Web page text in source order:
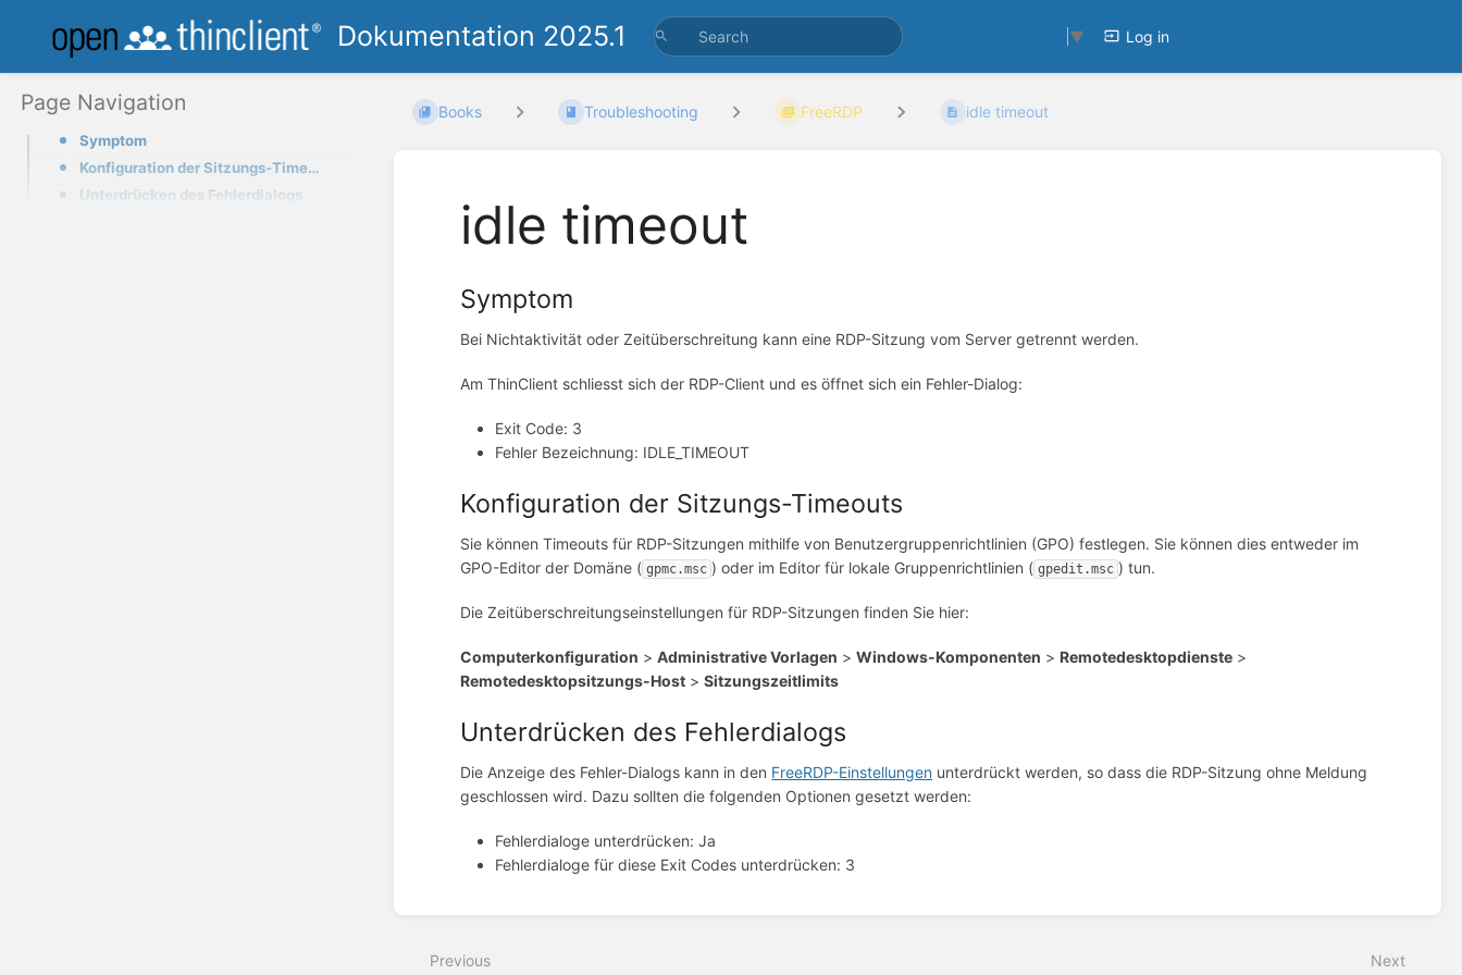
Dokumentation 2025.1 ▼ Log in
Page Navigation
Symptom
Konfiguration der Sitzungs-Timeouts
Unterdrücken des Fehlerdialogs
Books Troubleshooting FreeRDP idle timeout
idle timeout
Symptom
Bei Nichtaktivität oder Zeitüberschreitung kann eine RDP-Sitzung vom Server getrennt werden.
Am ThinClient schliesst sich der RDP-Client und es öffnet sich ein Fehler-Dialog:
Exit Code: 3
Fehler Bezeichnung: IDLE_TIMEOUT
Konfiguration der Sitzungs-Timeouts
Sie können Timeouts für RDP-Sitzungen mithilfe von Benutzergruppenrichtlinien (GPO) festlegen. Sie können dies entweder im
GPO-Editor der Domäne ( gpmc.msc ) oder im Editor für lokale Gruppenrichtlinien ( gpedit.msc ) tun.
Die Zeitüberschreitungseinstellungen für RDP-Sitzungen finden Sie hier:
Computerkonfiguration >Administrative Vorlagen >Windows-Komponenten > Remotedesktopdienste >
Remotedesktopsitzungs-Host >Sitzungszeitlimits
Unterdrücken des Fehlerdialogs
Die Anzeige des Fehler-Dialogs kann in den FreeRDP-Einstellungen unterdrückt werden, so dass die RDP-Sitzung ohne Meldung
geschlossen wird. Dazu sollten die folgenden Optionen gesetzt werden:
Fehlerdialoge unterdrücken: Ja
Fehlerdialoge für diese Exit Codes unterdrücken: 3
mode
Previous Next